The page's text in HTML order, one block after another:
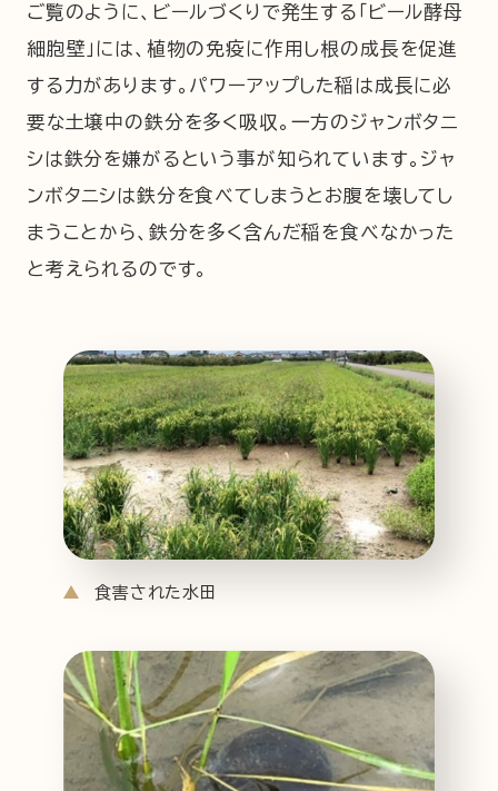
ご覧のように、ビールづくりで発生する「ビール酵母
細胞壁」には、植物の免疫に作用し根の成長を促進
する力があります。パワーアップした稲は成長に必
要な土壌中の鉄分を多く吸収。一方のジャンボタニ
シは鉄分を嫌がるという事が知られています。ジャ
ンボタニシは鉄分を食べてしまうとお腹を壊してし
まうことから、鉄分を多く含んだ稲を食べなかった
と考えられるのです。
食害された水田